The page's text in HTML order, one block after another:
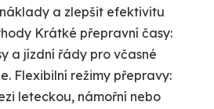
a zlepšit efektivitu
Krátké přepravní časy:
a jízdní řády pro včasné
Flexibilní režimy přepravy:
leteckou, námořní nebo